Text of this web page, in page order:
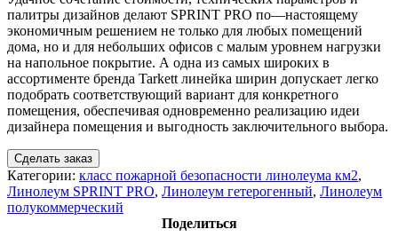
палитры дизайнов делают SPRINT PRO по—настоящему
экономичным решением не только для любых помещений
дома, но и для небольших офисов с малым уровнем нагрузки
на напольное покрытие. А одна из самых широких в
ассортименте бренда Tarkett линейка ширин допускает легко
подобрать соответствующий вариант для конкретного
помещения, обеспечивая одновременно реализацию идеи
дизайнера помещения и выгодность заключительного выбора.
Сделать заказ
Категории: класс пожарной безопасности линолеума км2,
Линолеум SPRINT PRO, Линолеум гетерогенный, Линолеум
полукоммерческий
Поделиться